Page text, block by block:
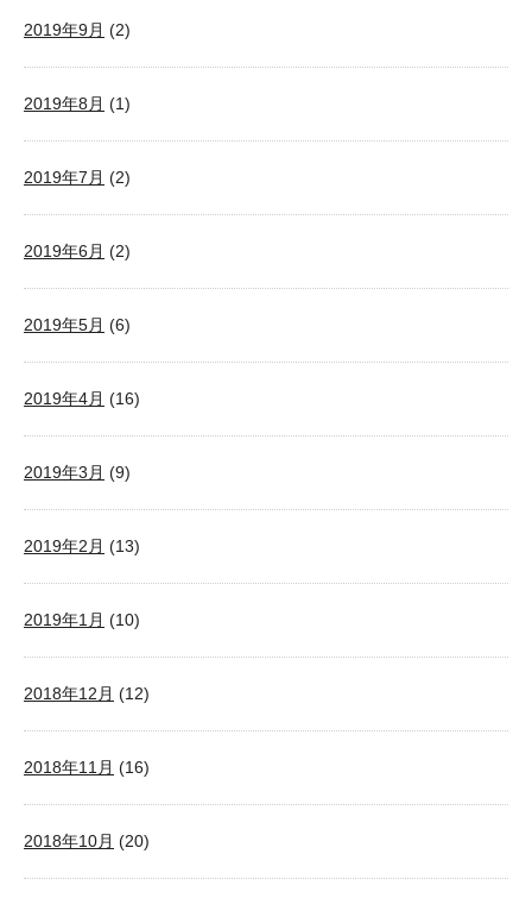
2019年9月 (2)
2019年8月 (1)
2019年7月 (2)
2019年6月 (2)
2019年5月 (6)
2019年4月 (16)
2019年3月 (9)
2019年2月 (13)
2019年1月 (10)
2018年12月 (12)
2018年11月 (16)
2018年10月 (20)